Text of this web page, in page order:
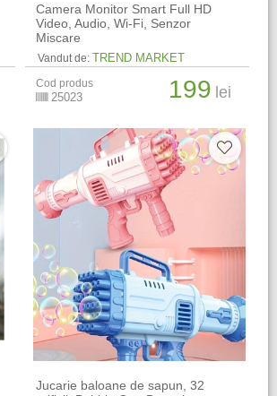
Camera Monitor Smart Full HD
Video, Audio, Wi-Fi, Senzor
Miscare
Vandut de: TREND MARKET
Cod produs
25023 199 lei
Jucarie baloane de sapun, 32